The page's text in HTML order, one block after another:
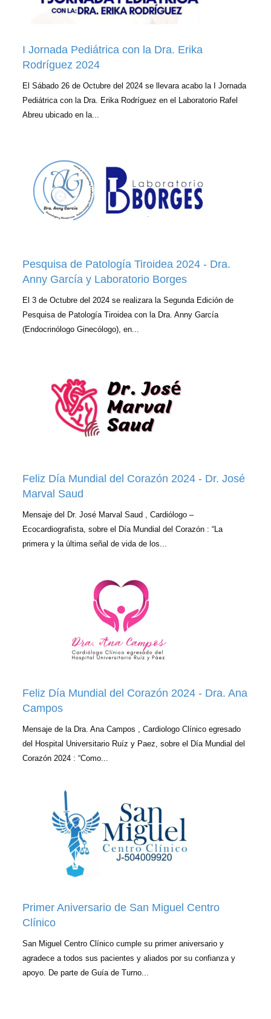
I Jornada Pediátrica con la Dra. Erika
Rodríguez 2024
El Sábado 26 de Octubre del 2024 se llevara acabo la I Jornada
Pediátrica con la Dra. Erika Rodríguez en el Laboratorio Rafel
Abreu ubicado en la...
Pesquisa de Patología Tiroidea 2024 - Dra.
Anny García y Laboratorio Borges
El 3 de Octubre del 2024 se realizara la Segunda Edición de
Pesquisa de Patología Tiroidea con la Dra. Anny García
(Endocrinólogo Ginecólogo), en...
Feliz Día Mundial del Corazón 2024 - Dr. José
Marval Saud
Mensaje del Dr. José Marval Saud , Cardiólogo –
Ecocardiografista, sobre el Día Mundial del Corazón : “La
primera y la última señal de vida de los...
Feliz Día Mundial del Corazón 2024 - Dra. Ana
Campos
Mensaje de la Dra. Ana Campos , Cardiologo Clínico egresado
del Hospital Universitario Ruíz y Paez, sobre el Día Mundial del
Corazón 2024 : “Como...
Primer Aniversario de San Miguel Centro
Clínico
San Miguel Centro Clínico cumple su primer aniversario y
agradece a todos sus pacientes y aliados por su confianza y
apoyo. De parte de Guía de Turno...